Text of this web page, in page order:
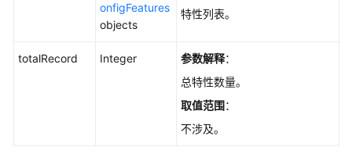
参
onfigFeatures
objects
特性列表。
totalRecord Integer 参数解释：
总特性数量。
取值范围：
不涉及。